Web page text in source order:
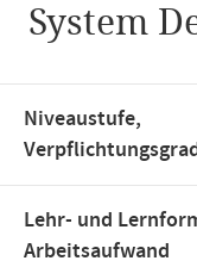
System
Niveaustufe,
Lehr- und
Arbeitsaufwand